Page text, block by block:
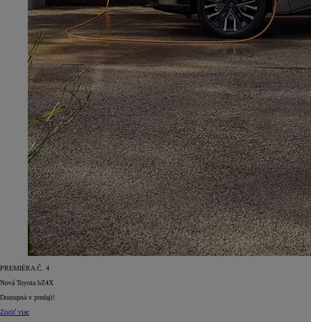
PREMIÉRA Č. 4
Nová Toyota bZ4X
Dostupná v predaji!
Zistiť viac